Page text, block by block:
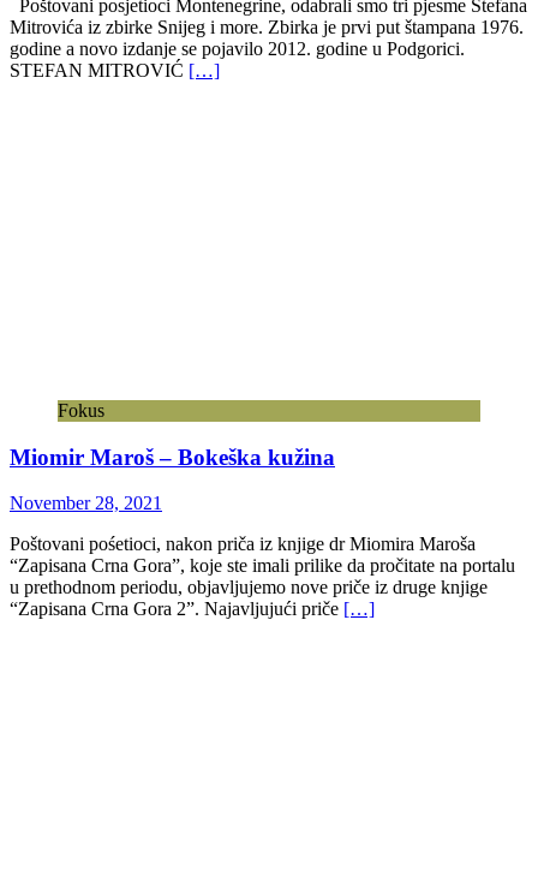
Poštovani posjetioci Montenegrine, odabrali smo tri pjesme Stefana
Mitrovića iz zbirke Snijeg i more. Zbirka je prvi put štampana 1976.
godine a novo izdanje se pojavilo 2012. godine u Podgorici.
STEFAN MITROVIĆ […]
Fokus
Miomir Maroš – Bokeška kužina
November 28, 2021
Poštovani pośetioci, nakon priča iz knjige dr Miomira Maroša
“Zapisana Crna Gora”, koje ste imali prilike da pročitate na portalu
u prethodnom periodu, objavljujemo nove priče iz druge knjige
“Zapisana Crna Gora 2”. Najavljujući priče […]